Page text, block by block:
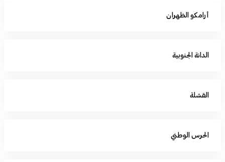
أرامكو الظهران
الدانة الجنوبية
القشلة
الحرس الوطني